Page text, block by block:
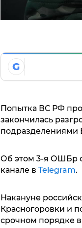
G
Попытка ВС РФ
закончилась
подразделениями
Об этом 3-я ОШБр
канале в Telegram.
Накануне
Красногоровки и
срочном порядке